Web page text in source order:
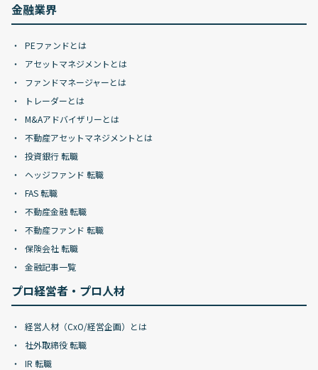
金融業界
PEファンドとは
アセットマネジメントとは
ファンドマネージャーとは
トレーダーとは
M&Aアドバイザリーとは
不動産アセットマネジメントとは
投資銀行 転職
ヘッジファンド 転職
FAS 転職
不動産金融 転職
不動産ファンド 転職
保険会社 転職
金融記事一覧
プロ経営者・プロ人材
経営人材（CxO/経営企画）とは
社外取締役 転職
IR 転職